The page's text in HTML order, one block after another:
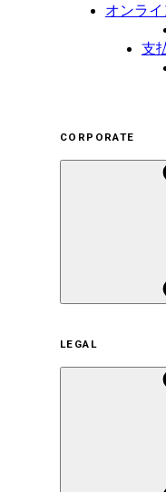
オンラ
支
CORPORATE
サステナ
サステナビ
LEGAL